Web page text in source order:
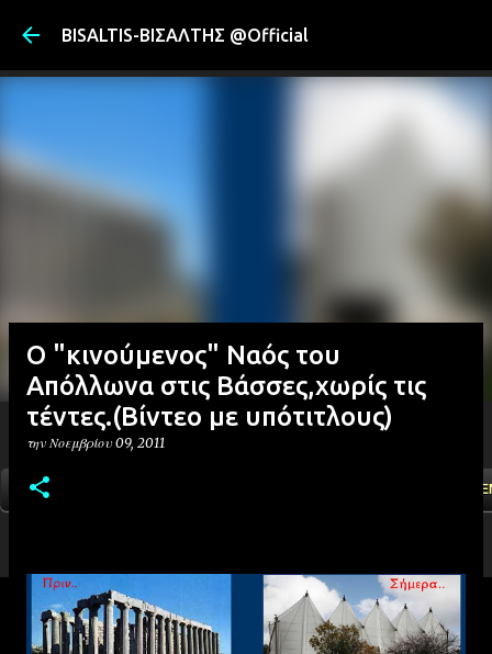
BISALTIS-ΒΙΣΑΛΤΗΣ @Official
ΑΡΧΙΚΗ
O "κινούμενος" Ναός του
Απόλλωνα στις Βάσσες,χωρίς τις
τέντες.(Βίντεο με υπότιτλους)
την Νοεμβρίου 09, 2011